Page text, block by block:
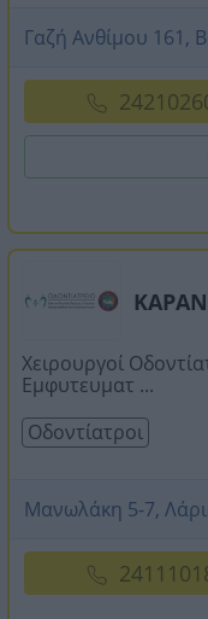
Γαζή Ανθίμου 161,
Χειρουργοί
Εμφυτευματ ...
Οδοντίατροι
Μανωλάκη 5-7,